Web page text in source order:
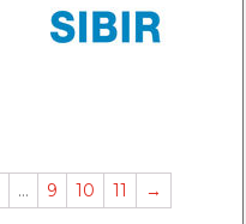
… 9 10 11 →